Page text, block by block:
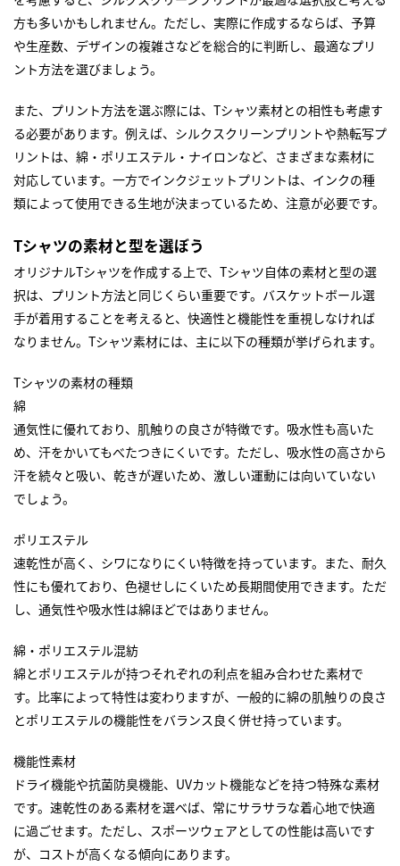
方も多いかもしれません。ただし、実際に作成するならば、予算
や生産数、デザインの複雑さなどを総合的に判断し、最適なプリ
ント方法を選びましょう。
また、プリント方法を選ぶ際には、Tシャツ素材との相性も考慮す
る必要があります。例えば、シルクスクリーンプリントや熱転写プ
リントは、綿・ポリエステル・ナイロンなど、さまざまな素材に
対応しています。一方でインクジェットプリントは、インクの種
類によって使用できる生地が決まっているため、注意が必要です。
Tシャツの素材と型を選ぼう
オリジナルTシャツを作成する上で、Tシャツ自体の素材と型の選
択は、プリント方法と同じくらい重要です。バスケットボール選
手が着用することを考えると、快適性と機能性を重視しなければ
なりません。Tシャツ素材には、主に以下の種類が挙げられます。
Tシャツの素材の種類
綿
通気性に優れており、肌触りの良さが特徴です。吸水性も高いた
め、汗をかいてもべたつきにくいです。ただし、吸水性の高さから
汗を続々と吸い、乾きが遅いため、激しい運動には向いていない
でしょう。
ポリエステル
速乾性が高く、シワになりにくい特徴を持っています。また、耐久
性にも優れており、色褪せしにくいため長期間使用できます。ただ
し、通気性や吸水性は綿ほどではありません。
綿・ポリエステル混紡
綿とポリエステルが持つそれぞれの利点を組み合わせた素材で
す。比率によって特性は変わりますが、一般的に綿の肌触りの良さ
とポリエステルの機能性をバランス良く併せ持っています。
機能性素材
ドライ機能や抗菌防臭機能、UVカット機能などを持つ特殊な素材
です。速乾性のある素材を選べば、常にサラサラな着心地で快適
に過ごせます。ただし、スポーツウェアとしての性能は高いです
が、コストが高くなる傾向にあります。